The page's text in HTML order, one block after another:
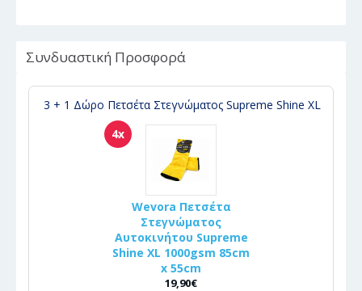
Συνδυαστική Προσφορά
3 + 1 Δώρο Πετσέτα Στεγνώματος Supreme Shine XL
4x
Wevora Πετσέτα
Στεγνώματος
Αυτοκινήτου Supreme
Shine XL 1000gsm 85cm
x 55cm
19,90€